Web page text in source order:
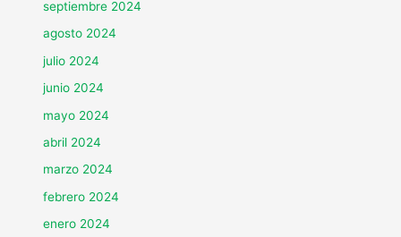
septiembre 2024
agosto 2024
julio 2024
junio 2024
mayo 2024
abril 2024
marzo 2024
febrero 2024
enero 2024